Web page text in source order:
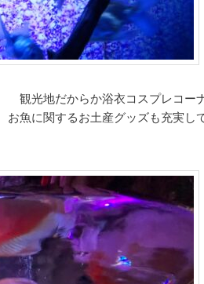
観光地だからか浴衣コスプレコー
お魚に関するお土産グッズも充実し